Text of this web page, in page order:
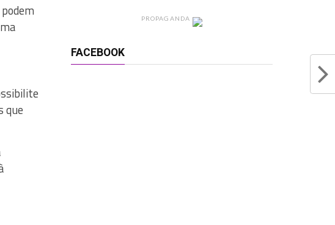
que
PROPAGANDA
FACEBOOK